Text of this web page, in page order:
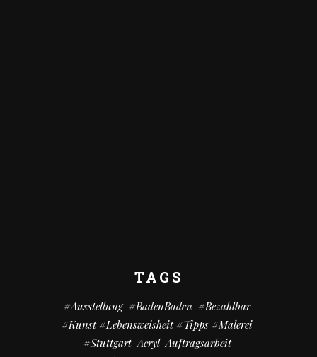
TAGS
#Ausstellung #BadenBaden #bezahlbar
#kunst #Lebensweisheit #Tipps #Malerei
#Stuttgart Acryl Auftragsarbeit